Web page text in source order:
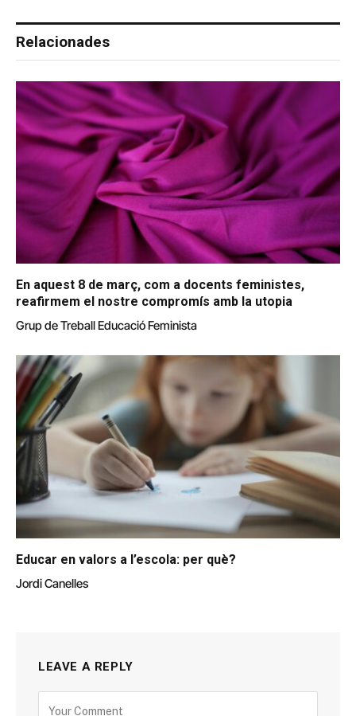
Relacionades
En aquest 8 de març, com a docents feministes,
reafirmem el nostre compromís amb la utopia
Grup de Treball Educació Feminista
Educar en valors a l’escola: per què?
Jordi Canelles
LEAVE A REPLY